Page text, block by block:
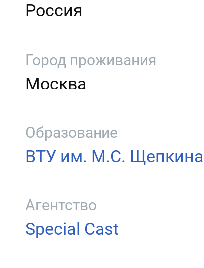
Россия
Город проживания
Москва
Образование
ВТУ им. М.С. Щепкина
Агентство
Special Cast